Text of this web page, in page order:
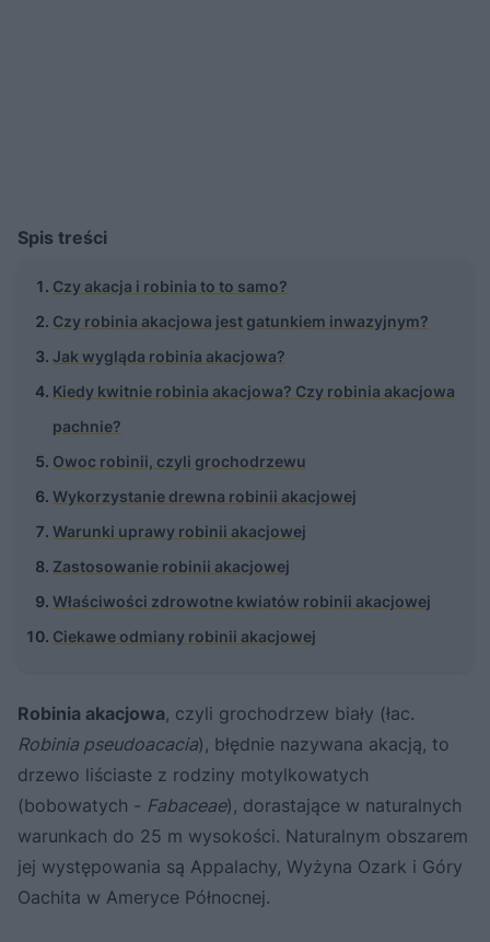
Spis treści
Czy akacja i robinia to to samo?
Czy robinia akacjowa jest gatunkiem inwazyjnym?
Jak wygląda robinia akacjowa?
Kiedy kwitnie robinia akacjowa? Czy robinia akacjowa
pachnie?
Owoc robinii, czyli grochodrzewu
Wykorzystanie drewna robinii akacjowej
Warunki uprawy robinii akacjowej
Zastosowanie robinii akacjowej
Właściwości zdrowotne kwiatów robinii akacjowej
Ciekawe odmiany robinii akacjowej
Robinia akacjowa, czyli grochodrzew biały (łac.
Robinia pseudoacacia), błędnie nazywana akacją, to
drzewo liściaste z rodziny motylkowatych
(bobowatych - Fabaceae), dorastające w naturalnych
warunkach do 25 m wysokości. Naturalnym obszarem
jej występowania są Appalachy, Wyżyna Ozark i Góry
Oachita w Ameryce Północnej.